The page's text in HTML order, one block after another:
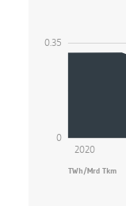
0
0.35
2020
TWh/Mrd Tkm